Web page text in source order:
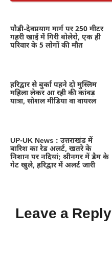
पौड़ी-देवप्रयाग मार्ग पर 250 मीटर
गहरी खाई में गिरी बोलेरो, एक ही
परिवार के 5 लोगों की मौत
हरिद्वार से बुर्का पहने दो मुस्लिम
महिला लेकर आ रही की कांवड़
यात्रा, सोशल मीडिया वा वायरल
UP-UK News : उत्तराखंड में
बारिश का रेड अलर्ट, खतरे के
निशान पर नदियां; श्रीनगर में डैम के
गेट खुले, हरिद्वार में अलर्ट जारी
Leave a Reply